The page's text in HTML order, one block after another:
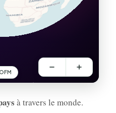
à travers le monde.